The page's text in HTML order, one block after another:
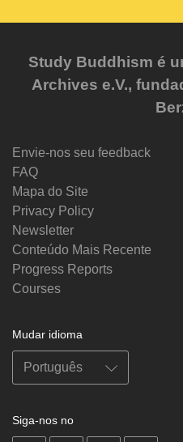
Study Buddhism é
Archives e.V.,
Envie-nos seu feedback
FAQ
Mapa do Site
Privacy Policy
Newsletter
Conteúdo Mais Recente
Progress Reports
Courses
Mudar idioma
Siga-nos no